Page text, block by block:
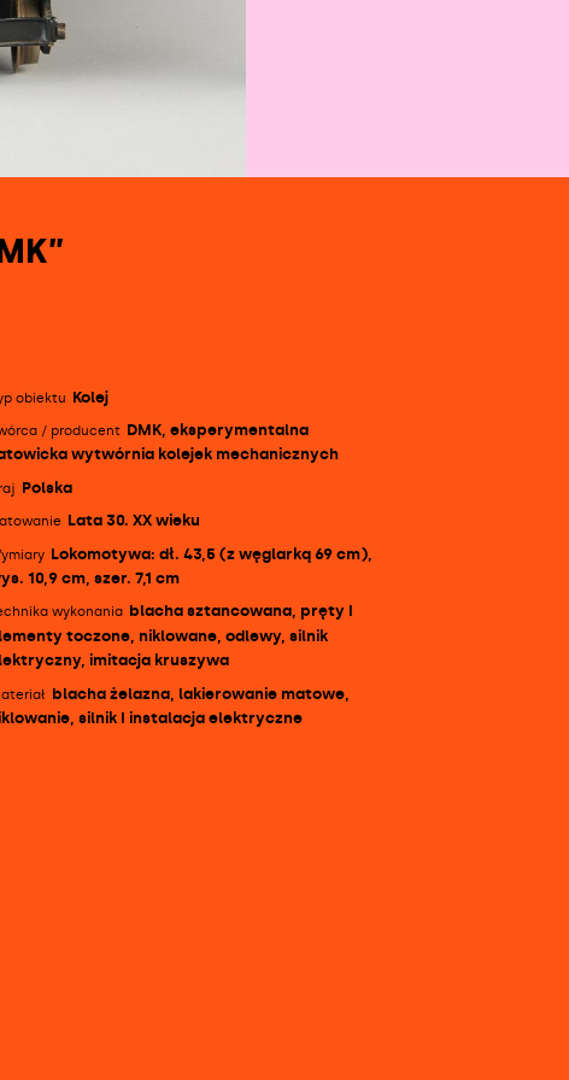
obiektu Kolej
/ producent DMK, eksperymentalna
wytwórnia kolejek mechanicznych
Polska
Lata 30. XX wieku
Lokomotywa: dł. 43,5 (z węglarką 69 cm),
10,9 cm, szer. 7,1 cm
wykonania blacha sztancowana, pręty I
toczone, niklowane, odlewy, silnik
imitacja kruszywa
blacha żelazna, lakierowanie matowe,
silnik I instalacja elektryczne